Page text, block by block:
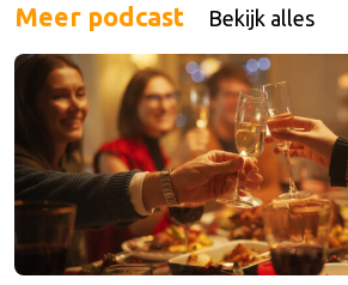
Meer podcast Bekijk alles